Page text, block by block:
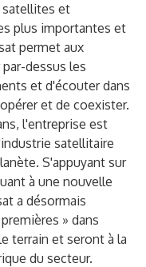
et
plus importantes et
permet aux
dessus les
et d'écouter dans
et de coexister.
l'entreprise est
satellitaire
S'appuyant sur
à une nouvelle
a désormais
» dans
terrain et seront à la
du secteur.